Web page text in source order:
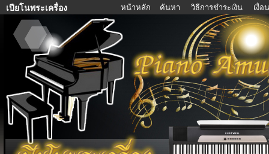
เปียโนพระเครื่อง หน้าหลัก ค้นหา วิธีการชำระเงิน เงื่